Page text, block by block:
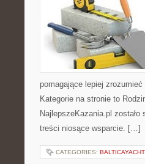
pomagające lepiej
Kategorie na stronie to
NajlepszeKazania.pl
treści niosące wsparcie. […]
CATEGORIES: